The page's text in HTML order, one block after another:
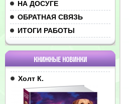
НА ДОСУГЕ
ОБРАТНАЯ СВЯЗЬ
ИТОГИ РАБОТЫ
КНИЖНЫЕ НОВИНКИ
Холт К.